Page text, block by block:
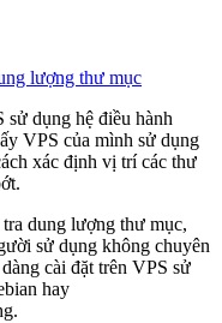
lượng thư mục
dụng hệ điều hành
VPS của mình sử dụng
xác định vị trí các thư
dung lượng thư mục,
sử dụng không chuyên
cài đặt trên VPS sử
hay